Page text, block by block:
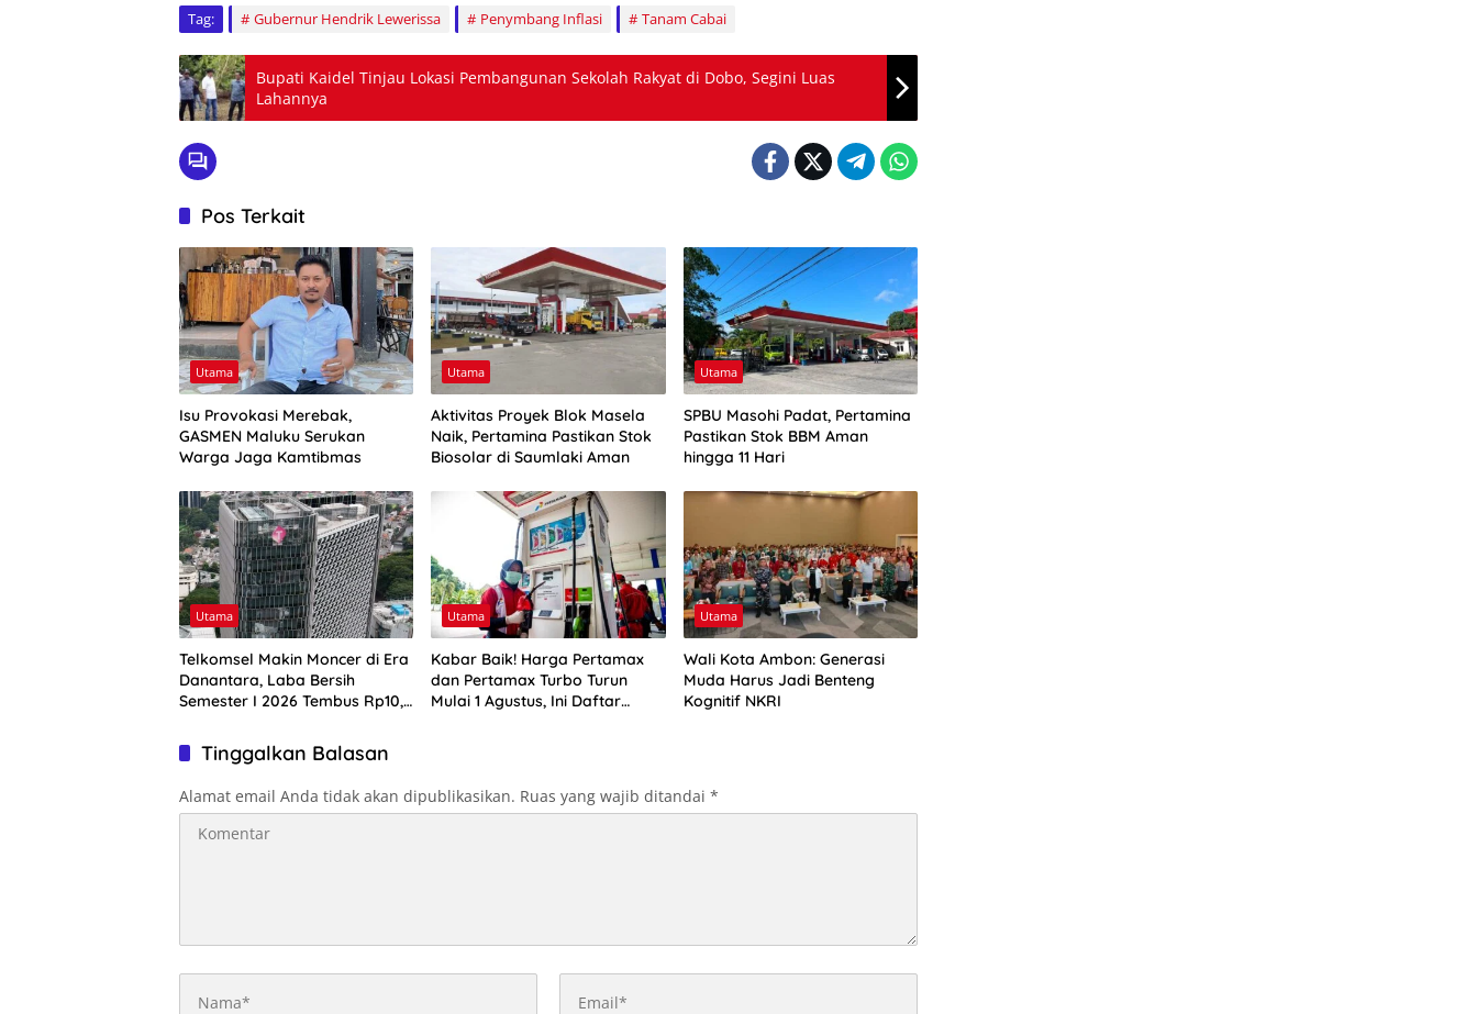
Tag: Gubernur Hendrik Lewerissa Penymbang Inflasi Tanam Cabai
Bupati Kaidel Tinjau Lokasi Pembangunan Sekolah Rakyat di Dobo, Segini Luas
Lahannya
Pos Terkait
Utama
Isu Provokasi Merebak,
GASMEN Maluku Serukan
Warga Jaga Kamtibmas
Utama
Aktivitas Proyek Blok Masela
Naik, Pertamina Pastikan Stok
Biosolar di Saumlaki Aman
Utama
SPBU Masohi Padat, Pertamina
Pastikan Stok BBM Aman
hingga 11 Hari
Utama
Telkomsel Makin Moncer di Era
Danantara, Laba Bersih
Semester I 2026 Tembus Rp10,4
Utama
Kabar Baik! Harga Pertamax
dan Pertamax Turbo Turun
Mulai 1 Agustus, Ini Daftar
Utama
Wali Kota Ambon: Generasi
Muda Harus Jadi Benteng
Kognitif NKRI
Tinggalkan Balasan
Alamat email Anda tidak akan dipublikasikan. Ruas yang wajib ditandai *